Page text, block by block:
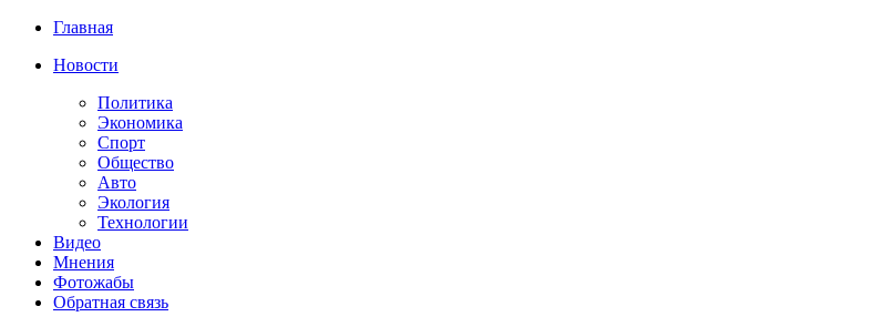
Главная
Новости
Политика
Экономика
Спорт
Общество
Авто
Экология
Технологии
Видео
Мнения
Фотожабы
Обратная связь